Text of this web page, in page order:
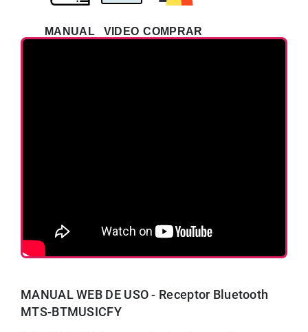
MANUAL VIDEO COMPRAR
MANUAL WEB DE USO - Receptor Bluetooth
MTS-BTMUSICFY